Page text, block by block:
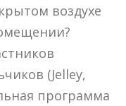
воздухе
(Jelley,
программа